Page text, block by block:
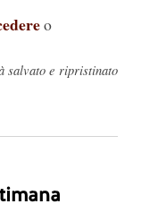
o
salvato e ripristinato